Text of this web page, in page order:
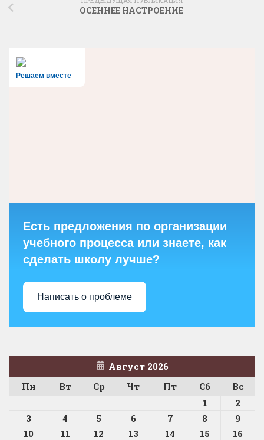
ОСЕННЕЕ НАСТРОЕНИЕ
Решаем вместе
Есть предложения по организации
учебного процесса или знаете, как
сделать школу лучше?
Написать о проблеме
Август 2026
Пн
Вт Ср Чт Пт Сб
Вс
1
2
3
4 5 6 7 8
9
10
11 12 13 14 15
16